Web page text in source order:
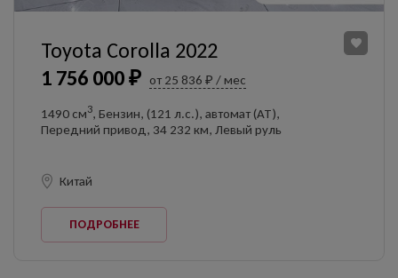
1 756 000 ₽ от 25 836 ₽ / мес
Toyota Corolla 2022
1490 см3, Бензин, (121 л.с.), автомат (AT),
Передний привод, 34 232 км, Левый руль
Китай
ПОДРОБНЕЕ